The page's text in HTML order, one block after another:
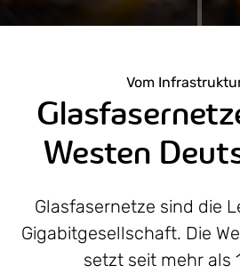
Vom
Westen
Glasfasernetze sind die
Gigabitgesellschaft. Die
setzt seit mehr als